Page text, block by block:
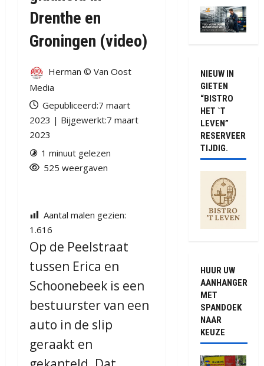
Drenthe en
Groningen (video)
Herman © Van Oost
Media
Gepubliceerd:7 maart
2023 | Bijgewerkt:7 maart
2023
1 minuut gelezen
525 weergaven
Aantal malen gezien:
1.616
Op de Peelstraat
tussen Erica en
Schoonebeek is een
bestuurster van een
auto in de slip
geraakt en
NIEUW IN
GIETEN
“BISTRO
HET `T
LEVEN”
RESERVEER
TIJDIG.
HUUR UW
AANHANGER
MET
SPANDOEK
NAAR
KEUZE